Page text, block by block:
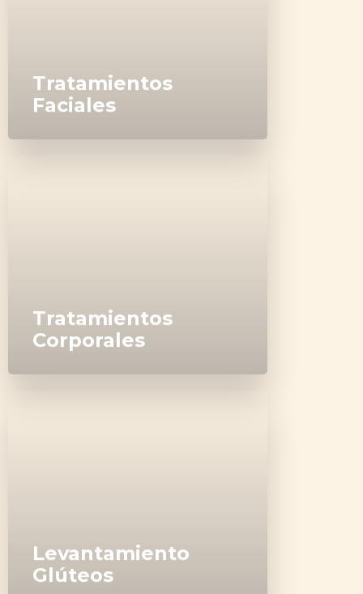
Tratamientos
Faciales
Tratamientos
Corporales
Levantamiento
Glúteos